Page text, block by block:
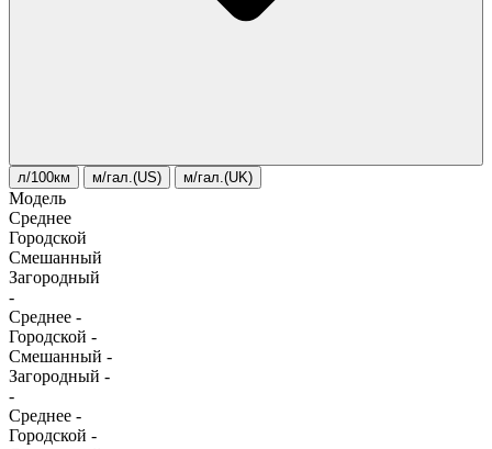
л/100км м/гал.(US) м/гал.(UK)
Модель
Среднее
Городской
Смешанный
Загородный
-
Среднее -
Городской -
Смешанный -
Загородный -
-
Среднее -
Городской -